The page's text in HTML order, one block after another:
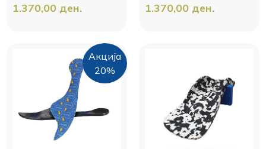
1.370,00 ден. 1.370,00 ден.
Акција
20%